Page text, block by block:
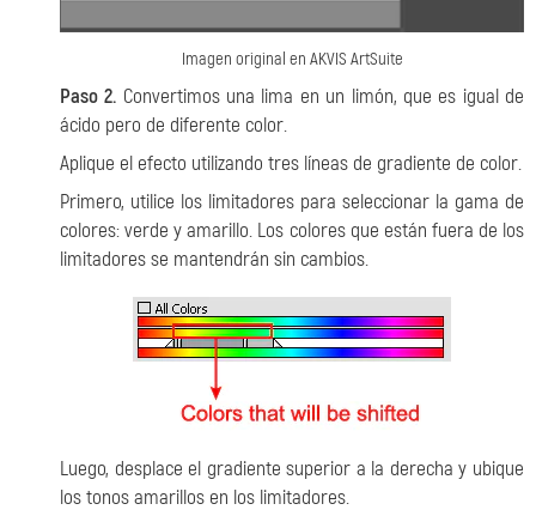
Imagen original en AKVIS ArtSuite
Paso 2. Convertimos una lima en un limón, que es igual de
ácido pero de diferente color.
Aplique el efecto utilizando tres líneas de gradiente de color.
Primero, utilice los limitadores para seleccionar la gama de
colores: verde y amarillo. Los colores que están fuera de los
limitadores se mantendrán sin cambios.
Luego, desplace el gradiente superior a la derecha y ubique
los tonos amarillos en los limitadores.